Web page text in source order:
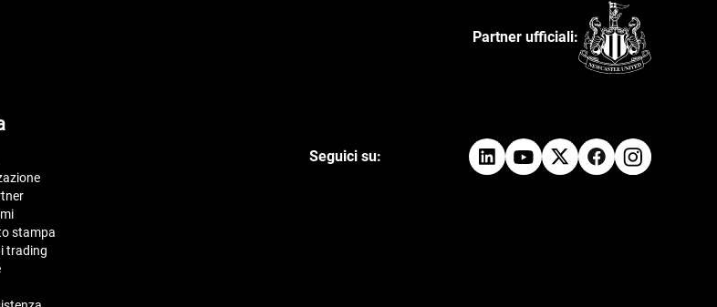
Partner ufficiali:
stampa
trading
Seguici su: